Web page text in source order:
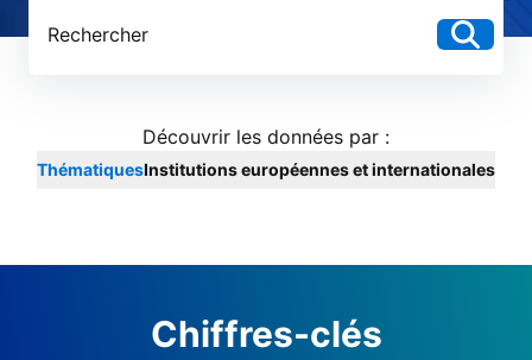
Rechercher dans les données de la Banque de France
Découvrir les données
ThématiquesInstitutions européennes et internationales
Chiffres-clés